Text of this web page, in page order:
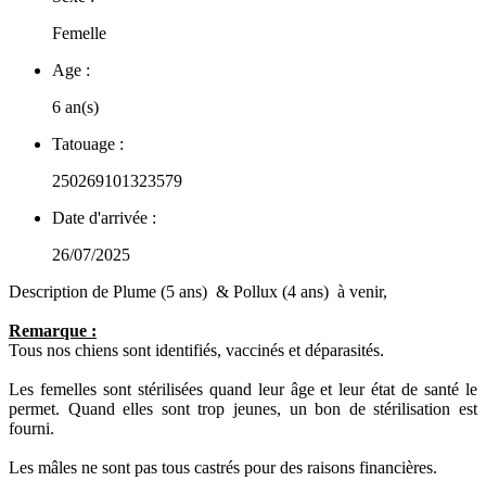
Femelle
Age :
6 an(s)
Tatouage :
250269101323579
Date d'arrivée :
26/07/2025
Description de Plume (5 ans) & Pollux (4 ans) à venir,
Remarque :
Tous nos chiens sont identifiés, vaccinés et déparasités.
Les femelles sont stérilisées quand leur âge et leur état de santé le
permet. Quand elles sont trop jeunes, un bon de stérilisation est
fourni.
Les mâles ne sont pas tous castrés pour des raisons financières.